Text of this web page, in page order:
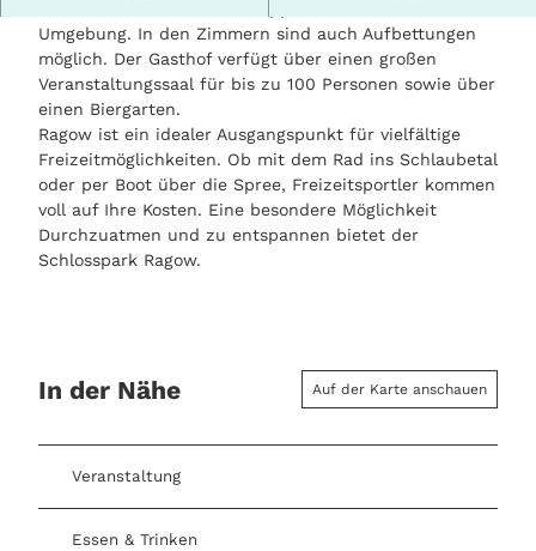
Umgebung. In den Zimmern sind auch Aufbettungen
möglich. Der Gasthof verfügt über einen großen
Veranstaltungssaal für bis zu 100 Personen sowie über
einen Biergarten.
Ragow ist ein idealer Ausgangspunkt für vielfältige
Freizeitmöglichkeiten. Ob mit dem Rad ins Schlaubetal
oder per Boot über die Spree, Freizeitsportler kommen
voll auf Ihre Kosten. Eine besondere Möglichkeit
Durchzuatmen und zu entspannen bietet der
Schlosspark Ragow.
In der Nähe Auf der Karte anschauen
Veranstaltung
Essen & Trinken